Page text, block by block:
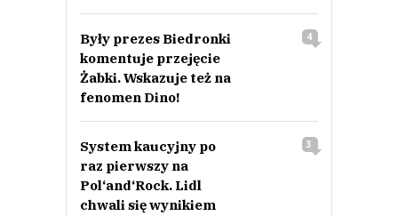
Były prezes Biedronki
komentuje przejęcie
Żabki. Wskazuje też na
fenomen Dino!
4
System kaucyjny po
raz pierwszy na
Pol‘and‘Rock. Lidl
chwali się wynikiem
3